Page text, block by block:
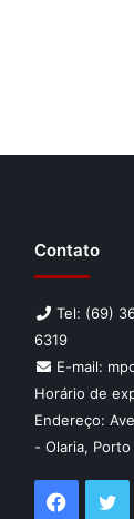
Contato
Tel: (69)
6319
E-mail:
Horário de
Endereço:
- Olaria,